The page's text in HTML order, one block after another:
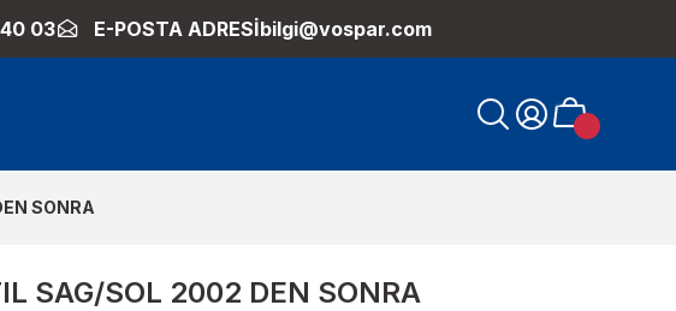
03 E-POSTA ADRESİbilgi@vospar.com
SONRA
SAG/SOL 2002 DEN SONRA